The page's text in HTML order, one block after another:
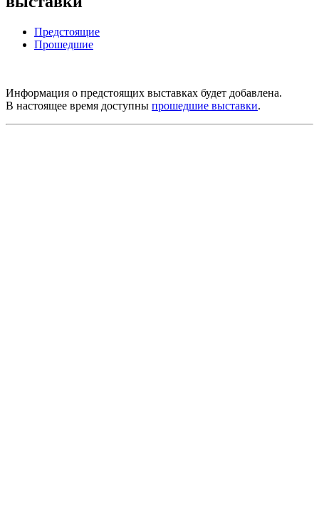
Предстоящие
Прошедшие
Информация о предстоящих выставках будет добавлена.
В настоящее время доступны прошедшие выставки.